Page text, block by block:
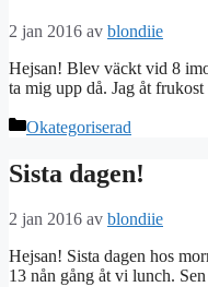
2 jan 2016 av blondiie
Hejsan! Blev väckt vid 8
ta mig upp då. Jag åt
Kategorier
Okategoriserad
Sista dagen!
2 jan 2016 av blondiie
Hejsan! Sista dagen hos
13 nån gång åt vi lunch.